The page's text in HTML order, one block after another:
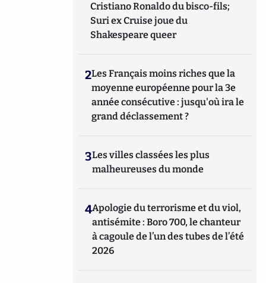
Cristiano Ronaldo du bisco-fils;
Suri ex Cruise joue du
Shakespeare queer
2Les Français moins riches que la
moyenne européenne pour la 3e
année consécutive : jusqu'où ira le
grand déclassement ?
3Les villes classées les plus
malheureuses du monde
4Apologie du terrorisme et du viol,
antisémite : Boro 700, le chanteur
à cagoule de l’un des tubes de l’été
2026